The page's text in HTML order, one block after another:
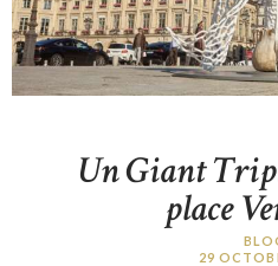
Un Giant
place
29